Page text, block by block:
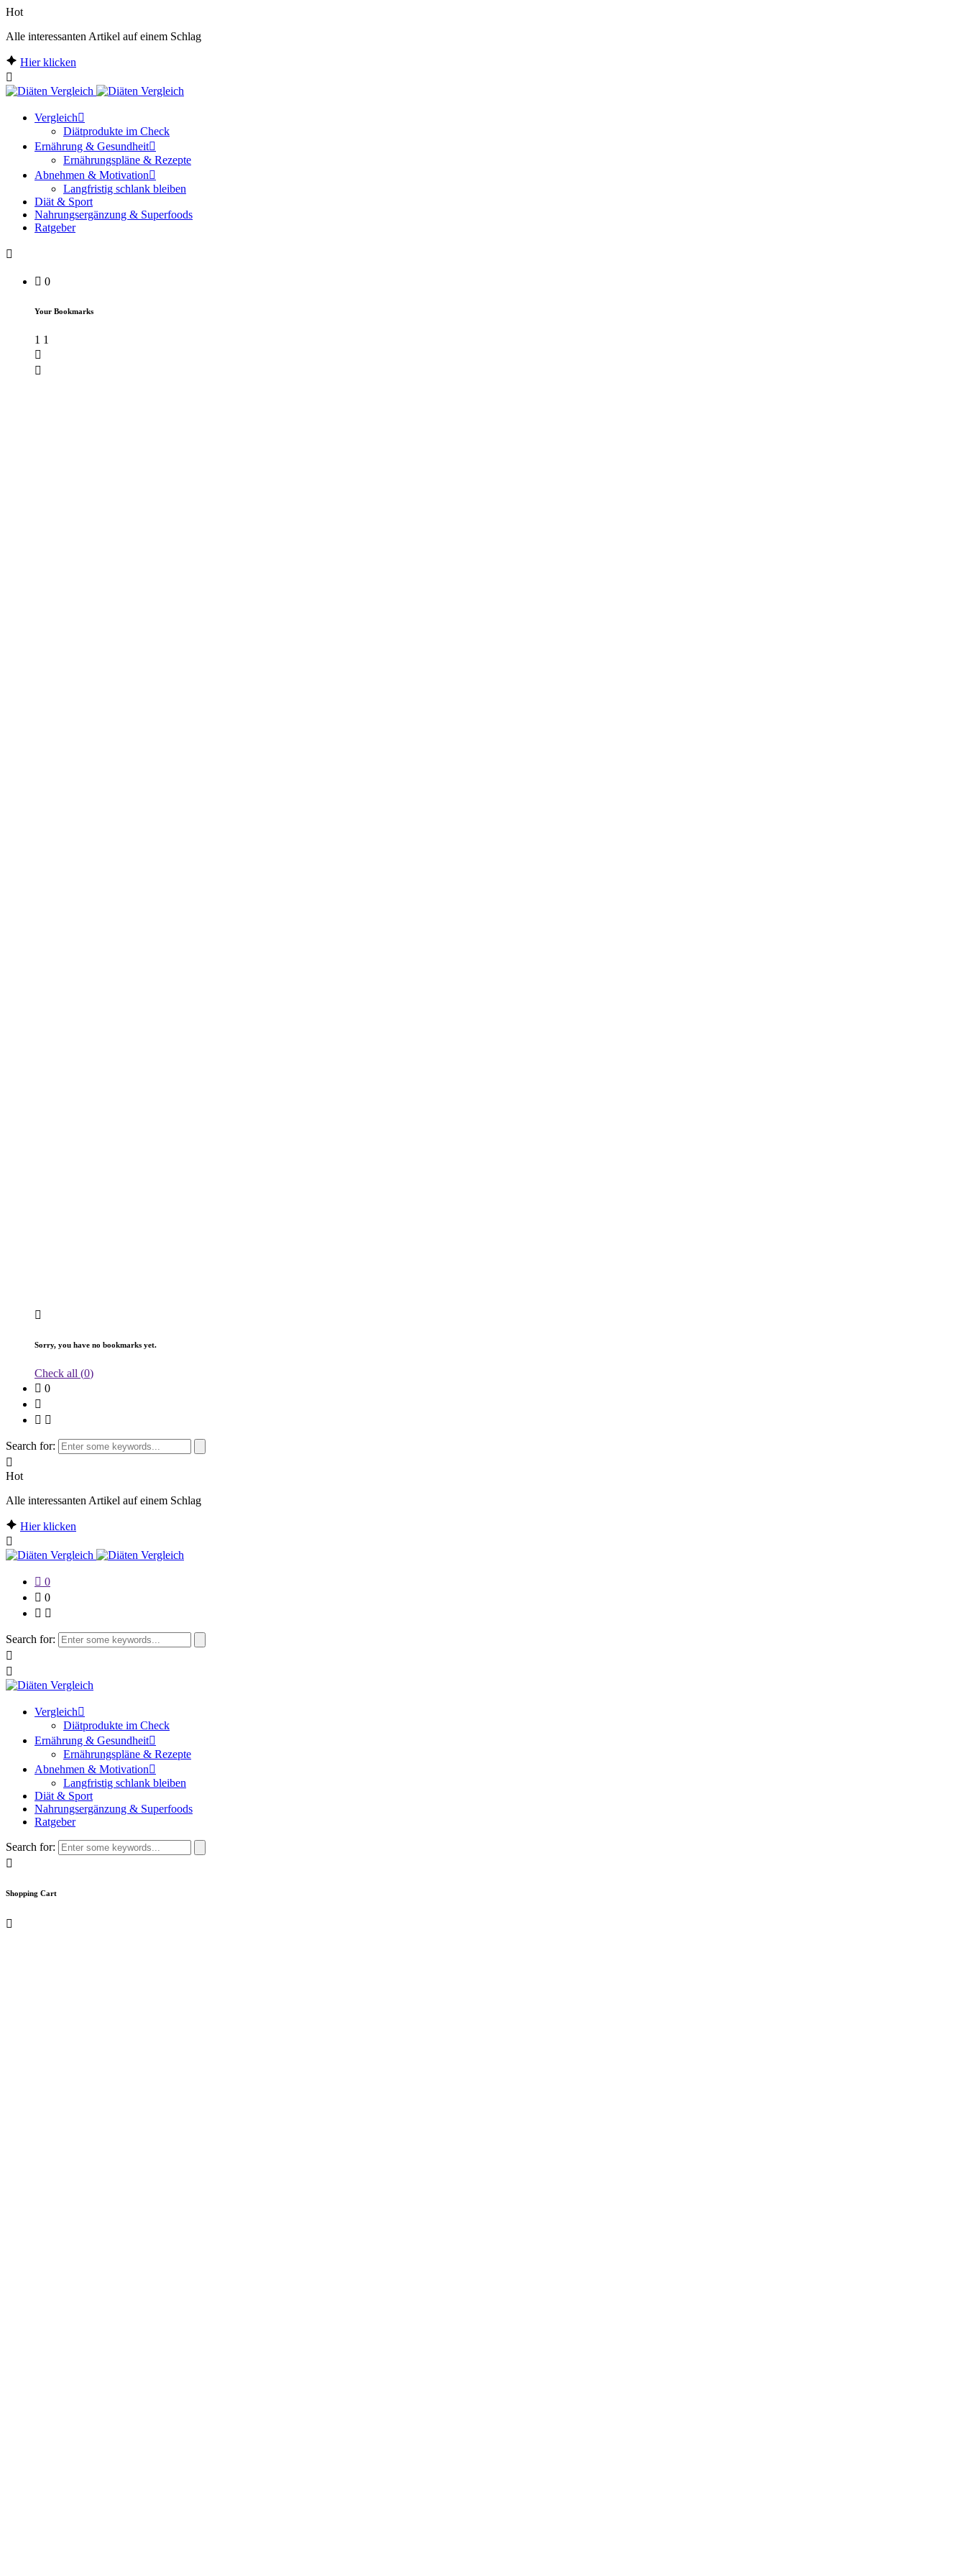
Hot
Alle interessanten Artikel auf einem Schlag
Hier klicken
Vergleich
Diätprodukte im Check
Ernährung & Gesundheit
Ernährungspläne & Rezepte
Abnehmen & Motivation
Langfristig schlank bleiben
Diät & Sport
Nahrungsergänzung & Superfoods
Ratgeber
0
Your Bookmarks
1 1
Sorry, you have no bookmarks yet.
Check all (0)
0
Search for:
Hot
Alle interessanten Artikel auf einem Schlag
Hier klicken
0
0
Search for:
Vergleich
Diätprodukte im Check
Ernährung & Gesundheit
Ernährungspläne & Rezepte
Abnehmen & Motivation
Langfristig schlank bleiben
Diät & Sport
Nahrungsergänzung & Superfoods
Ratgeber
Search for:
Shopping Cart